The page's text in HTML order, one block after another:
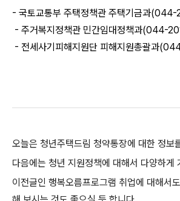
- 국토교통부 주택정책관 주택기금과
- 주거복지정책관 민간임대정책과(044-
- 전세사기피해지원단 피해지원총괄과
오늘은 청년주택드림 청약통장에 대한 정보
다음에는 청년 지원정책에 대해서 다양하게
이전글인 행복오름프로그램 취업에 대해서